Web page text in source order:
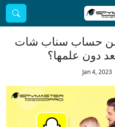
من حساب سناب شات
دون علمها؟